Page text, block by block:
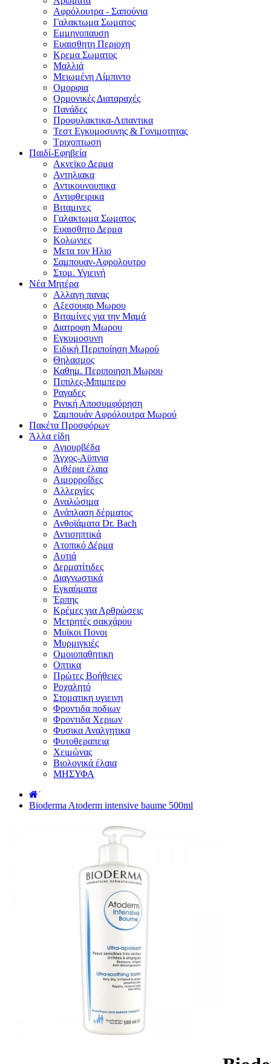
Αφρόλουτρα - Σαπούνια
Γαλακτωμα Σωματος
Εμμηνοπαυση
Ευαισθητη Περιοχη
Κρεμα Σωματος
Μαλλιά
Μειωμένη Λίμπιντο
Ομορφια
Ορμονικές Διαταραχές
Πανάδες
Προφυλακτικα-Λιπαντικα
Τεστ Εγκυμοσυνης & Γονιμοτητας
Τριχοπτωση
Παιδί-Εφηβεία
Ακνεϊκο Δερμα
Αντηλιακα
Αντικουνουπικα
Αντιφθειρικα
Βιταμινες
Γαλακτωμα Σωματος
Ευαισθητο Δερμα
Κολωνιες
Μετα τον Ηλιο
Σαμπουαν-Αφρολουτρο
Στομ. Υγιεινή
Νέα Μητέρα
Αλλαγη πανας
Αξεσουαρ Μωρου
Βιταμίνες για την Μαμά
Διατροφη Μωρου
Εγκυμοσυνη
Ειδική Περιποίηση Μωρού
Θηλασμος
Καθημ. Περιποιηση Μωρου
Πιπιλες-Μπιμπερο
Ραγαδες
Ρινική Αποσυμφόρηση
Σαμπουάν Αφρόλουτρα Μωρού
Πακέτα Προσφόρων
Άλλα είδη
Αγιουρβέδα
Άγχος-Αϋπνια
Αιθέρια έλαια
Αιμορροΐδες
Αλλεργίες
Αναλώσιμα
Ανάπλαση δέρματος
Ανθοϊάματα Dr. Bach
Αντισηπτικά
Ατοπικό Δέρμα
Αυτιά
Δερματίτιδες
Διαγνωστικά
Εγκαύματα
Έρπης
Κρέμες για Αρθρώσεις
Μετρητές σακχάρου
Μυϊκοι Πονοι
Μυρμιγκιές
Ομοιοπαθητικη
Οπτικα
Πρώτες Βοήθειες
Ροχαλητό
Στοματικη υγιεινη
Φροντιδα ποδιων
Φροντιδα Χεριων
Φυσικα Αναλγητικα
Φυτοθεραπεια
Χειμώνας
Βιολογικά έλαια
ΜΗΣΥΦΑ
˙
Bioderma Atoderm intensive baume 500ml